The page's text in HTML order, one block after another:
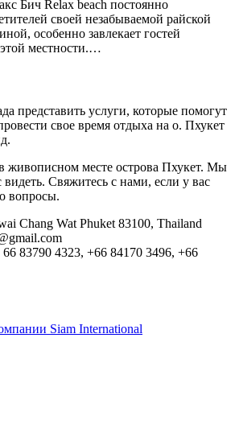
Бич Relax beach постоянно
своей незабываемой райской
особенно завлекает гостей
местности.…
представить услуги, которые помогут
свое время отдыха на о. Пхукет
живописном месте острова Пхукет. Мы
видеть. Свяжитесь с нами, если у вас
вопросы.
Chang Wat Phuket 83100, Thailand
83790 4323, +66 84170 3496, +66
Siam International